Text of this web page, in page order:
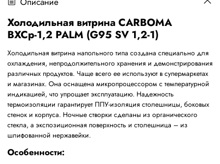
Холодильная витрина CARBOMA
ВХСр-1,2 PALM (G95 SV1,2-1)
Холодильная витрина напольного типа создана специально для
охлаждения, непродолжительного хранения и демонстрирования
различных продуктов. Чаще всего ее используют в супермаркетах
и магазинах. Она оснащена микропроцессором с температурной
индикацией, что упрощает эксплуатацию. Надежность
термоизоляции гарантирует ППУ-изоляция столешницы, боковых
стенок и корпуса. Ночные створки сделаны из органического
стекла, а экспозиционная поверхность и столешница – из
шлифованной нержавейки.
Особенности: